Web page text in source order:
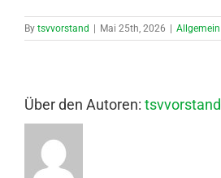
By tsvvorstand | Mai 25th, 2026 | Allgemein
Über den Autoren: tsvvorstand